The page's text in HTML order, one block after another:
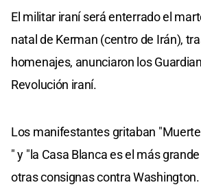
El militar iraní será enterrado el
natal de Kerman (centro de Irán),
homenajes, anunciaron los
Revolución iraní.
Los manifestantes gritaban
" y "la Casa Blanca es el más
otras consignas contra Washington.